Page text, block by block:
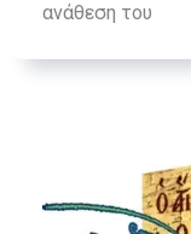
ανάθεση του